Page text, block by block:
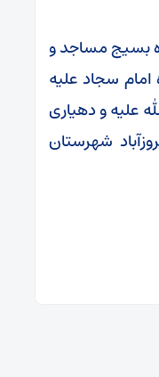
بسیج مساجد و
سجاد علیه
علیه و دهیاری
شهرستان